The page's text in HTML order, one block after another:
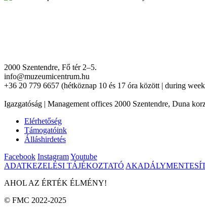
2000 Szentendre, Fő tér 2–5.
info@muzeumicentrum.hu
+36 20 779 6657 (hétköznap 10 és 17 óra között | during
Igazgatóság | Management offices 2000 Szentendre, Duna
Elérhetőség
Támogatóink
Álláshirdetés
Facebook InstagramYoutube
ADATKEZELÉSI TÁJÉKOZTATÓ
AHOL AZ ÉRTÉK ÉLMÉNY!
© FMC 2022-2025